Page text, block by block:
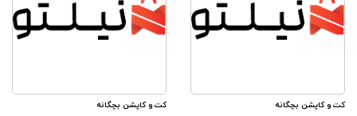
کت و کاپشن بچگانه کت و کاپشن بچگانه